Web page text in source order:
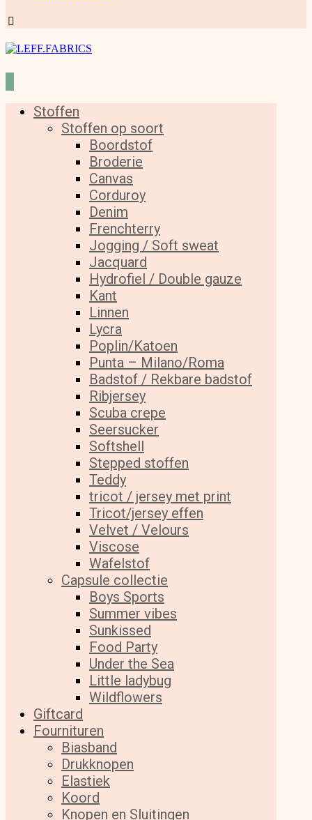
Stoffen
Stoffen op soort
Boordstof
Broderie
Canvas
Corduroy
Denim
Frenchterry
Jogging / Soft sweat
Jacquard
Hydrofiel / Double gauze
Kant
Linnen
Lycra
Poplin/Katoen
Punta – Milano/Roma
Badstof / Rekbare badstof
Ribjersey
Scuba crepe
Seersucker
Softshell
Stepped stoffen
Teddy
tricot / jersey met print
Tricot/jersey effen
Velvet / Velours
Viscose
Wafelstof
Capsule collectie
Boys Sports
Summer vibes
Sunkissed
Food Party
Under the Sea
Little ladybug
Wildflowers
Giftcard
Fournituren
Biasband
Drukknopen
Elastiek
Koord
Knopen en Sluitingen